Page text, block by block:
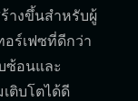
างขึ้นสำหรับผู้
อร์เฟซที่ดีกว่า
ซ้อนและ
ติบโตได้ดี